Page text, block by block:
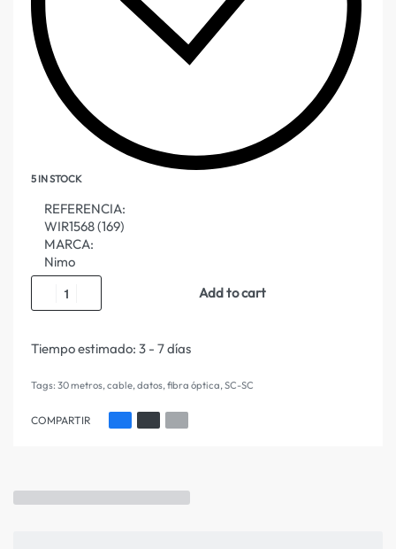
5 IN STOCK
REFERENCIA:
WIR1568 (169)
MARCA:
Nimo
Add to cart
Tiempo estimado: 3 - 7 días
Tags: 30 metros,cable,datos,fibra óptica,SC-SC
COMPARTIR